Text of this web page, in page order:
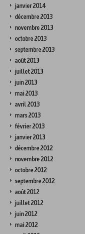
janvier 2014
décembre 2013
novembre 2013
octobre 2013
septembre 2013
août 2013
juillet 2013
juin 2013
mai 2013
avril 2013
mars 2013
février 2013
janvier 2013
décembre 2012
novembre 2012
octobre 2012
septembre 2012
août 2012
juillet 2012
juin 2012
mai 2012